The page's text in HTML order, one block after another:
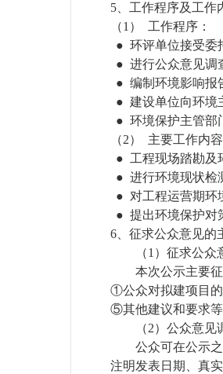
5、 工作程序及工作
（1）
工作程序：
● 环评单位接受委
● 进行公众意见调
● 编制环境影响报
● 建设单位向环境
● 环境保护主管部
（2）
主要工作内容
● 工程现场踏勘及
● 进行环境现状检
● 对工程运营期环
● 提出环境保护对
6、 征求公众意见的
（1 ）征求公众
本次公示主要
①公众对拟建项目
⑤其他建议和要求等
（2）公众意见
公众可在公示
注明发表日期、真